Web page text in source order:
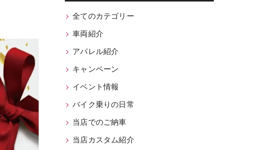
全てのカテゴリー
車両紹介
アパレル紹介
キャンペーン
イベント情報
バイク乗りの日常
当店でのご納車
当店カスタム紹介